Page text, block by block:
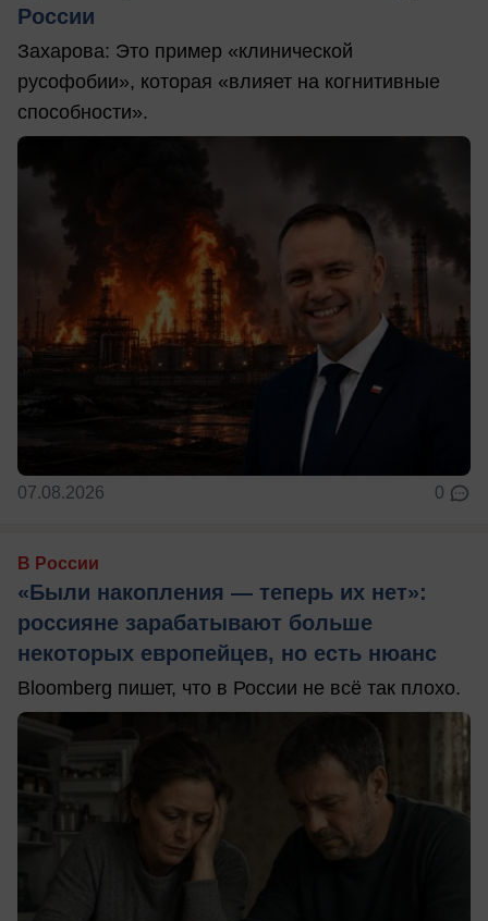
России
Захарова: Это пример «клинической
русофобии», которая «влияет на когнитивные
способности».
07.08.2026 0
В России
«Были накопления — теперь их нет»:
россияне зарабатывают больше
некоторых европейцев, но есть нюанс
Bloomberg пишет, что в России не всё так плохо.